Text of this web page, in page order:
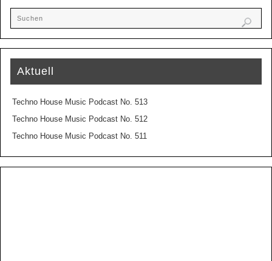
Aktuell
Techno House Music Podcast No. 513
Techno House Music Podcast No. 512
Techno House Music Podcast No. 511